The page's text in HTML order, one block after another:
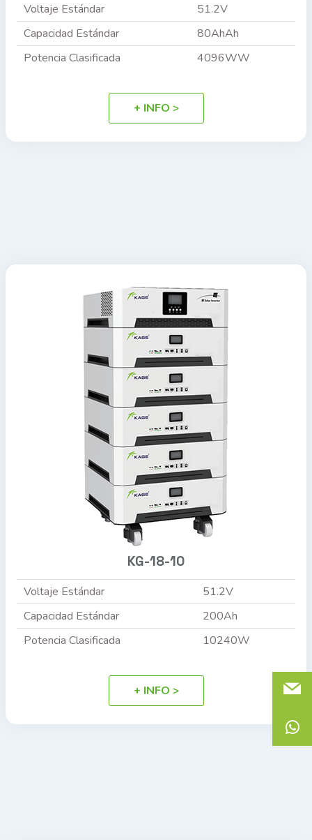
Voltaje Estándar
51.2V
Capacidad Estándar
80AhAh
Potencia Clasificada
4096WW
+ INFO >
KG-18-10
Voltaje Estándar
51.2V
Capacidad Estándar
200Ah
Potencia Clasificada
10240W
+ INFO >